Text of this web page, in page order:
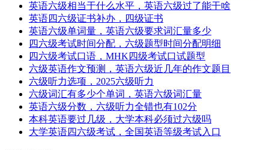
英语六级相当于什么水平，英语六级过了能干啥
英语四六级证书补办，四级证书
英语六级单词量，英语六级要求词汇量多少
四六级考试时间分配，六级题型时间分配明细
四六级考试口语，MHK四级考试口试题型
六级英语作文预测，英语六级近几年的作文题目
六级听力选项，2025六级听力
六级词汇有多少个单词，英语六级词汇量
英语六级分数，六级听力全错也有102分
本科英语要过几级，大学本科必须过六级吗
大学英语四六级考试，全国英语等级考试入口